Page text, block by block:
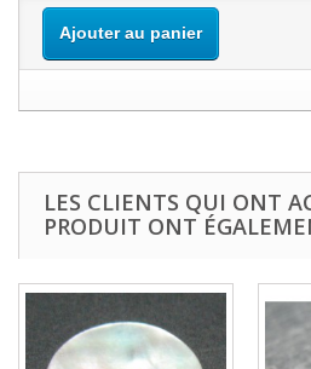
Ajouter au panier
LES CLIENTS QUI ONT
PRODUIT ONT